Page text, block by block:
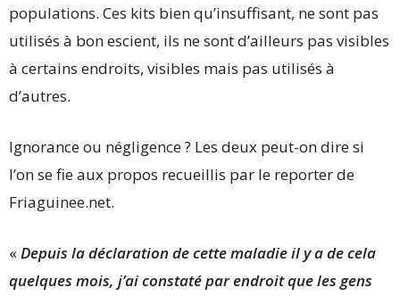
populations. Ces kits bien qu’insuffisant, ne sont pas
utilisés à bon escient, ils ne sont d’ailleurs pas visibles
à certains endroits, visibles mais pas utilisés à
d’autres.
Ignorance ou négligence ? Les deux peut-on dire si
l’on se fie aux propos recueillis par le reporter de
Friaguinee.net.
« Depuis la déclaration de cette maladie il y a de cela
quelques mois, j’ai constaté par endroit que les gens